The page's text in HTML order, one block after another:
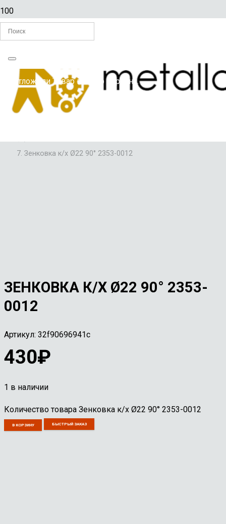
Вы отложилиТоварв свою корзину.
Главная
/
ЗЕНКОВКИ
Зенковка к/х Ø22 90° 2353-0012
ЗЕНКОВКА К/Х Ø22 90° 2353-
0012
Артикул: 32f90696941c
430₽
1 в наличии
Количество товара Зенковка к/х Ø22 90° 2353-0012
В КОРЗИНУ БЫСТРЫЙ ЗАКАЗ